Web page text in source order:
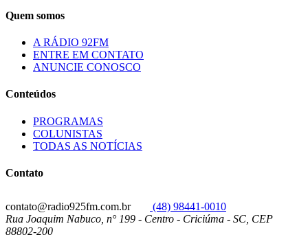
Quem somos
A RÁDIO 92FM
ENTRE EM CONTATO
ANUNCIE CONOSCO
Conteúdos
PROGRAMAS
COLUNISTAS
TODAS AS NOTÍCIAS
Contato
contato@radio925fm.com.br
(48) 98441-0010
Rua Joaquim Nabuco, n° 199 - Centro - Criciúma - SC, CEP
88802-200